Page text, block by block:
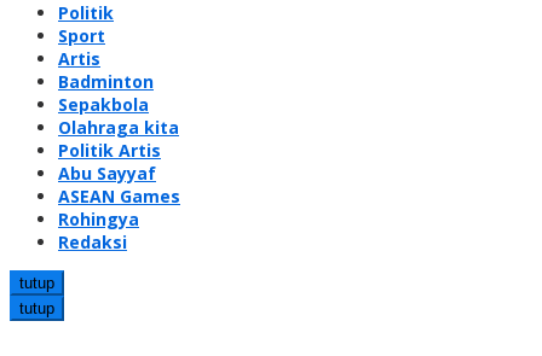
Politik
Sport
Artis
Badminton
Sepakbola
Olahraga kita
Politik Artis
Abu Sayyaf
ASEAN Games
Rohingya
Redaksi
tutup
tutup